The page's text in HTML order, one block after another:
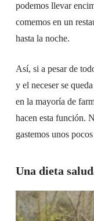
podemos llevar
comemos en un
hasta la noche.
Así, si a pesar de
y el neceser se
en la mayoría de
hacen esta función.
gastemos unos
Una dieta